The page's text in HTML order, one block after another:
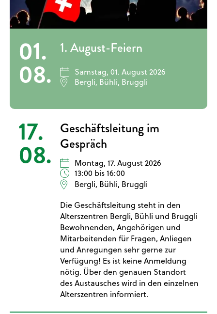
01.
08.
1. August-Feiern
Samstag, 01. August 2026
Bergli, Bühli, Bruggli
17.
08.
Geschäftsleitung im
Gespräch
Montag, 17. August 2026
13:00 bis 16:00
Bergli, Bühli, Bruggli
Die Geschäftsleitung steht in den
Alterszentren Bergli, Bühli und Bruggli
Bewohnenden, Angehörigen und
Mitarbeitenden für Fragen, Anliegen
und Anregungen sehr gerne zur
Verfügung! Es ist keine Anmeldung
nötig. Über den genauen Standort
des Austausches wird in den einzelnen
Alterszentren informiert.